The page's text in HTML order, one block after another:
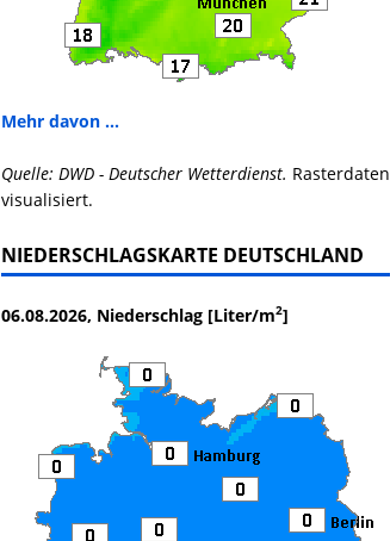
Mehr davon ...
Quelle: DWD - Deutscher Wetterdienst. Rasterdaten
visualisiert.
NIEDERSCHLAGSKARTE DEUTSCHLAND
06.08.2026, Niederschlag [Liter/m2]